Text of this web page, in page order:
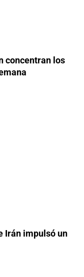
concentran los
Irán impulsó un